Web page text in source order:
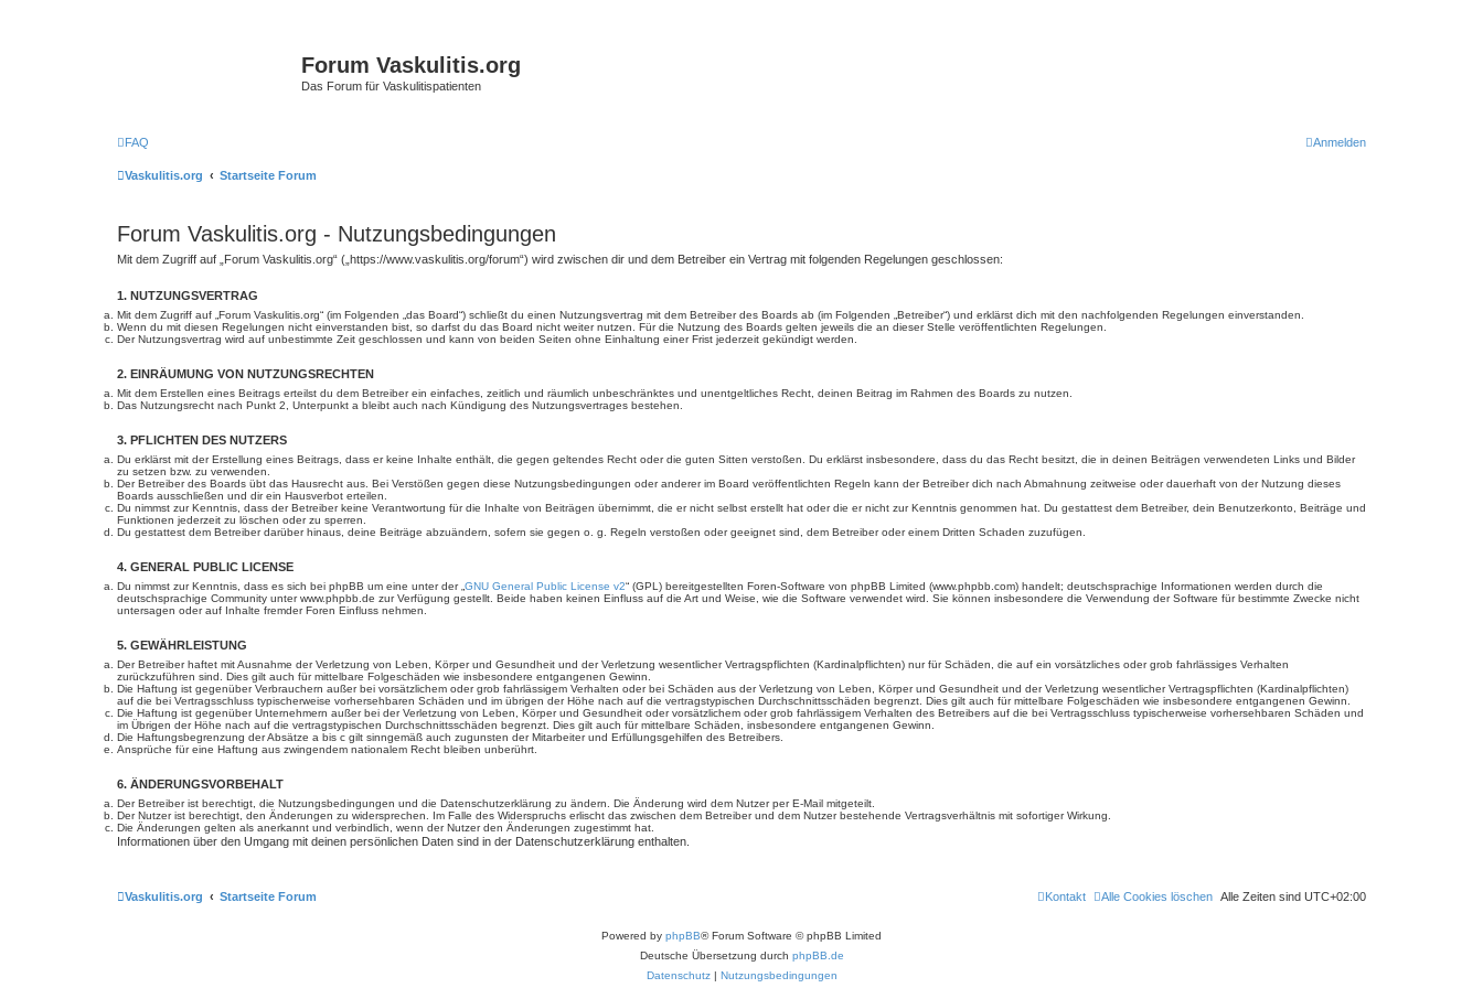
Forum Vaskulitis.org
Das Forum für Vaskulitispatienten
FAQ Anmelden
Vaskulitis.org Startseite Forum
Forum Vaskulitis.org - Nutzungsbedingungen
Mit dem Zugriff auf „Forum Vaskulitis.org“ („https://www.vaskulitis.org/forum“) wird zwischen dir und dem Betreiber ein Vertrag mit folgenden Regelungen geschlossen:
1. NUTZUNGSVERTRAG
Mit dem Zugriff auf „Forum Vaskulitis.org“ (im Folgenden „das Board“) schließt du einen Nutzungsvertrag mit dem Betreiber des Boards ab (im Folgenden „Betreiber“) und erklärst dich mit den nachfolgenden Regelungen einverstanden.
Wenn du mit diesen Regelungen nicht einverstanden bist, so darfst du das Board nicht weiter nutzen. Für die Nutzung des Boards gelten jeweils die an dieser Stelle veröffentlichten Regelungen.
Der Nutzungsvertrag wird auf unbestimmte Zeit geschlossen und kann von beiden Seiten ohne Einhaltung einer Frist jederzeit gekündigt werden.
2. EINRÄUMUNG VON NUTZUNGSRECHTEN
Mit dem Erstellen eines Beitrags erteilst du dem Betreiber ein einfaches, zeitlich und räumlich unbeschränktes und unentgeltliches Recht, deinen Beitrag im Rahmen des Boards zu nutzen.
Das Nutzungsrecht nach Punkt 2, Unterpunkt a bleibt auch nach Kündigung des Nutzungsvertrages bestehen.
3. PFLICHTEN DES NUTZERS
Du erklärst mit der Erstellung eines Beitrags, dass er keine Inhalte enthält, die gegen geltendes Recht oder die guten Sitten verstoßen. Du erklärst insbesondere, dass du das Recht besitzt, die in deinen Beiträgen verwendeten Links und Bilder
zu setzen bzw. zu verwenden.
Der Betreiber des Boards übt das Hausrecht aus. Bei Verstößen gegen diese Nutzungsbedingungen oder anderer im Board veröffentlichten Regeln kann der Betreiber dich nach Abmahnung zeitweise oder dauerhaft von der Nutzung dieses
Boards ausschließen und dir ein Hausverbot erteilen.
Du nimmst zur Kenntnis, dass der Betreiber keine Verantwortung für die Inhalte von Beiträgen übernimmt, die er nicht selbst erstellt hat oder die er nicht zur Kenntnis genommen hat. Du gestattest dem Betreiber, dein Benutzerkonto, Beiträge und
Funktionen jederzeit zu löschen oder zu sperren.
Du gestattest dem Betreiber darüber hinaus, deine Beiträge abzuändern, sofern sie gegen o. g. Regeln verstoßen oder geeignet sind, dem Betreiber oder einem Dritten Schaden zuzufügen.
4. GENERAL PUBLIC LICENSE
Du nimmst zur Kenntnis, dass es sich bei phpBB um eine unter der „ GNU General Public License v2“ (GPL) bereitgestellten Foren-Software von phpBB Limited (www.phpbb.com) handelt; deutschsprachige Informationen werden durch die
deutschsprachige Community unter www.phpbb.de zur Verfügung gestellt. Beide haben keinen Einfluss auf die Art und Weise, wie die Software verwendet wird. Sie können insbesondere die Verwendung der Software für bestimmte Zwecke nicht
untersagen oder auf Inhalte fremder Foren Einfluss nehmen.
5. GEWÄHRLEISTUNG
Der Betreiber haftet mit Ausnahme der Verletzung von Leben, Körper und Gesundheit und der Verletzung wesentlicher Vertragspflichten (Kardinalpflichten) nur für Schäden, die auf ein vorsätzliches oder grob fahrlässiges Verhalten
zurückzuführen sind. Dies gilt auch für mittelbare Folgeschäden wie insbesondere entgangenen Gewinn.
Die Haftung ist gegenüber Verbrauchern außer bei vorsätzlichem oder grob fahrlässigem Verhalten oder bei Schäden aus der Verletzung von Leben, Körper und Gesundheit und der Verletzung wesentlicher Vertragspflichten (Kardinalpflichten)
auf die bei Vertragsschluss typischerweise vorhersehbaren Schäden und im übrigen der Höhe nach auf die vertragstypischen Durchschnittsschäden begrenzt. Dies gilt auch für mittelbare Folgeschäden wie insbesondere entgangenen Gewinn.
Die Haftung ist gegenüber Unternehmern außer bei der Verletzung von Leben, Körper und Gesundheit oder vorsätzlichem oder grob fahrlässigem Verhalten des Betreibers auf die bei Vertragsschluss typischerweise vorhersehbaren Schäden und
im Übrigen der Höhe nach auf die vertragstypischen Durchschnittsschäden begrenzt. Dies gilt auch für mittelbare Schäden, insbesondere entgangenen Gewinn.
Die Haftungsbegrenzung der Absätze a bis c gilt sinngemäß auch zugunsten der Mitarbeiter und Erfüllungsgehilfen des Betreibers.
Ansprüche für eine Haftung aus zwingendem nationalem Recht bleiben unberührt.
6. ÄNDERUNGSVORBEHALT
Der Betreiber ist berechtigt, die Nutzungsbedingungen und die Datenschutzerklärung zu ändern. Die Änderung wird dem Nutzer per E-Mail mitgeteilt.
Der Nutzer ist berechtigt, den Änderungen zu widersprechen. Im Falle des Widerspruchs erlischt das zwischen dem Betreiber und dem Nutzer bestehende Vertragsverhältnis mit sofortiger Wirkung.
Die Änderungen gelten als anerkannt und verbindlich, wenn der Nutzer den Änderungen zugestimmt hat.
Informationen über den Umgang mit deinen persönlichen Daten sind in der Datenschutzerklärung enthalten.
Vaskulitis.org Startseite Forum Alle Zeiten sind UTC+02:00
Alle Cookies löschen
Kontakt
Powered by phpBB® Forum Software © phpBB Limited
Deutsche Übersetzung durch phpBB.de
Datenschutz| Nutzungsbedingungen